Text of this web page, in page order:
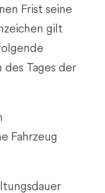
Frist seine
gilt
Tages der
Fahrzeug